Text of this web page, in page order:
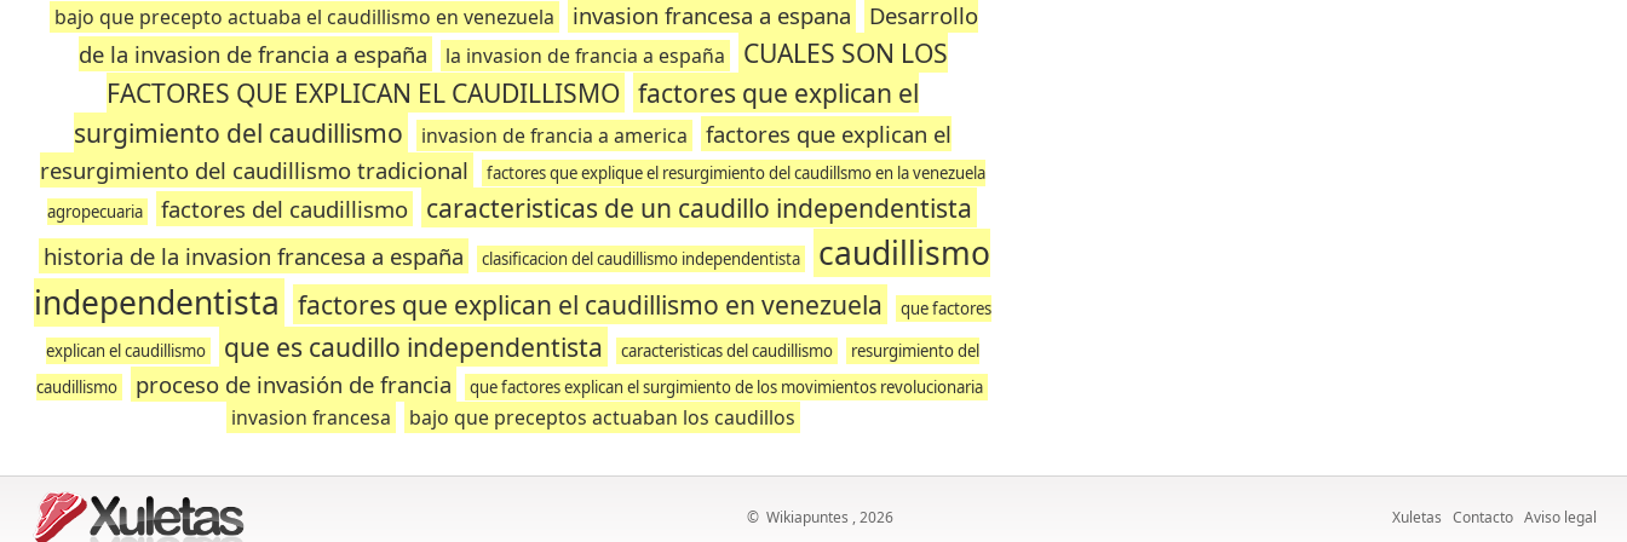
bajo que precepto actuaba el caudillismo en venezuela
invasion francesa a espana
Desarrollo
de la invasion de francia a españa
la invasion de francia a españa
CUALES SON LOS
FACTORES QUE EXPLICAN EL CAUDILLISMO factores que explican el
surgimiento del caudillismo
invasion de francia a america
factores que explican el
resurgimiento del caudillismo tradicional
factores que explique el resurgimiento del caudillsmo en la venezuela
agropecuaria
factores del caudillismo caracteristicas de un caudillo independentista
historia de la invasion francesa a españa clasificacion del caudillismo independentista
caudillismo
independentista factores que explican el caudillismo en venezuela
que factores
explican el caudillismo
que es caudillo independentista caracteristicas del caudillismo
resurgimiento del
caudillismo
proceso de invasión de francia que factores explican el surgimiento de los movimientos revolucionaria
invasion francesa bajo que preceptos actuaban los caudillos
Xuletas Contacto Aviso legal
© Wikiapuntes , 2026